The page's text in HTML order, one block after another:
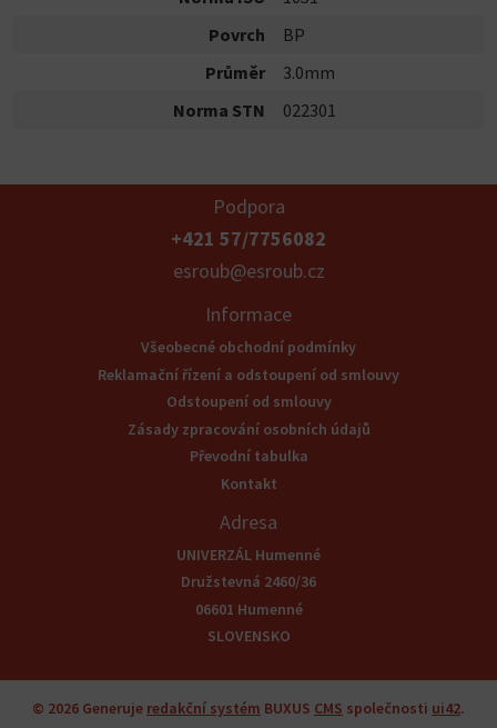
Povrch
BP
Průměr
3.0mm
Norma STN
022301
Podpora
+421 57/7756082
esroub@esroub.cz
Informace
Všeobecné obchodní podmínky
Reklamační řízení a odstoupení od smlouvy
Odstoupení od smlouvy
Zásady zpracování osobních údajů
Převodní tabulka
Kontakt
Adresa
UNIVERZÁL Humenné
Družstevná 2460/36
06601 Humenné
SLOVENSKO
© 2026 Generuje redakční systém BUXUS CMS společnosti ui42.